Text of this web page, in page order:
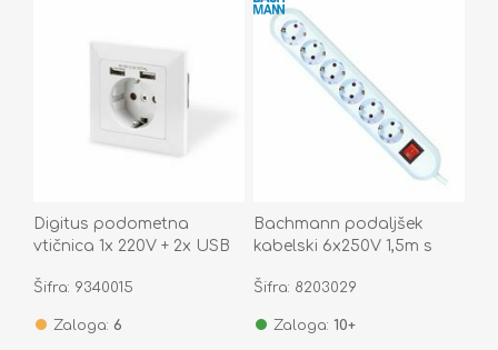
Digitus podometna
vtičnica 1x 220V + 2x USB
Šifra: 9340015
Zaloga: 6
Bachmann podaljšek
kabelski 6x250V 1,5m s
Šifra: 8203029
Zaloga: 10+